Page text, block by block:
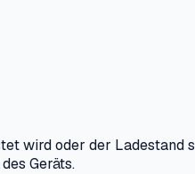
wird oder der Ladestand
Geräts.